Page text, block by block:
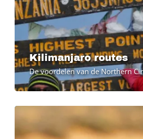
Kilimanjaro routes
De voordelen van de Northern
Image
Image